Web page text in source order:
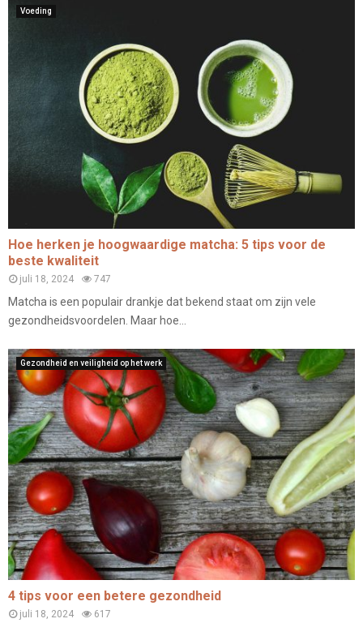
Voeding
Hoe herken je hoogwaardige matcha: 5 tips voor de
beste kwaliteit
juli 18, 2024 747
Matcha is een populair drankje dat bekend staat om zijn vele
gezondheidsvoordelen. Maar hoe...
Gezondheid en veiligheid op het werk
4 tips voor een betere gezondheid
juli 18, 2024 617